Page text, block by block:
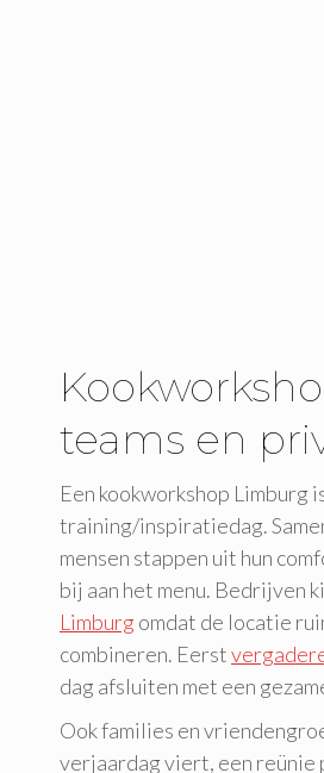
teams en
Een kookworkshop Limburg
training/inspiratiedag.
mensen stappen uit hun
bij aan het menu. Bedrijven
Limburg omdat de locatie
combineren. Eerst
dag afsluiten met een
Ook families en
verjaardag viert, een reünie